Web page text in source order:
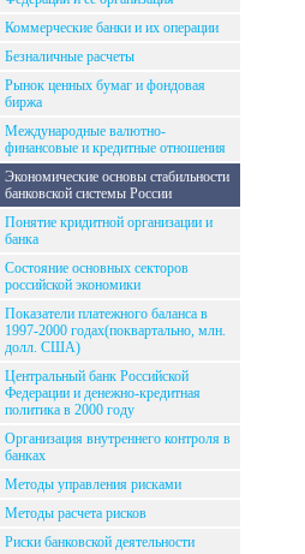
Коммерческие банки и их операции
Безналичные расчеты
Рынок ценных бумаг и фондовая
биржа
Международные валютно-
финансовые и кредитные отношения
Экономические основы стабильности
банковской системы России
Понятие кридитной организации и
банка
Состояние основных секторов
российской экономики
Показатели платежного баланса в
1997-2000 годах(поквартально, млн.
долл. США)
Центральный банк Российской
Федерации и денежно-кредитная
политика в 2000 году
Организация внутреннего контроля в
банках
Методы управления рисками
Методы расчета рисков
Риски банковской деятельности